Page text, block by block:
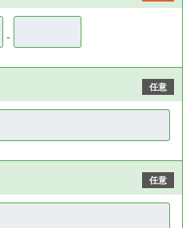
-
任意
任意